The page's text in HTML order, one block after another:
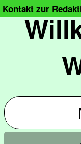
Kontakt zur